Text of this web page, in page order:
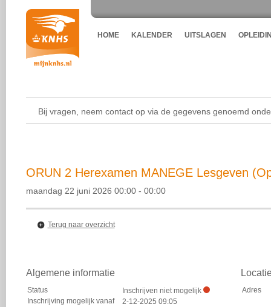
HOME KALENDER UITSLAGEN
Bij vragen, neem contact op via de gegevens genoemd
ORUN 2 Herexamen MANEGE Lesgeven
maandag 22 juni 2026 00:00 - 00:00
Terug naar overzicht
Algemene informatie
Status
Inschrijven niet mogelijk
Inschrijving mogelijk vanaf
2-12-2025 09:05
Adres